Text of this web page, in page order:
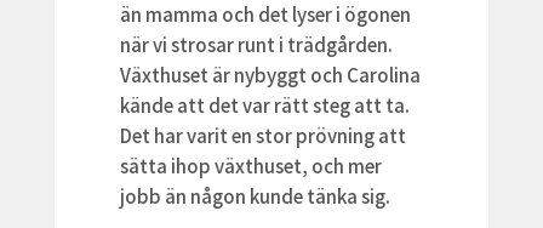
än mamma och det lyser i ögonen
när vi strosar runt i trädgården.
Växthuset är nybyggt och Carolina
kände att det var rätt steg att ta.
Det har varit en stor prövning att
sätta ihop växthuset, och mer
jobb än någon kunde tänka sig.